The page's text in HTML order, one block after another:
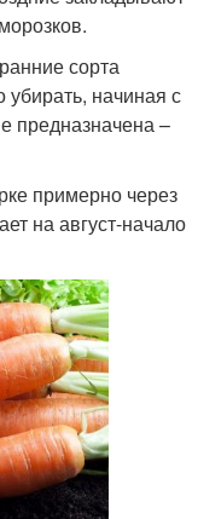
сорта
начиная с
предназначена –
примерно через
на август-начало